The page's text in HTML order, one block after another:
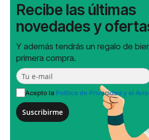
Recibe las últimas
novedades y
Y además tendrás un regalo de
primera compra.
Acepto la Política de Privacidad y el
Suscribirme